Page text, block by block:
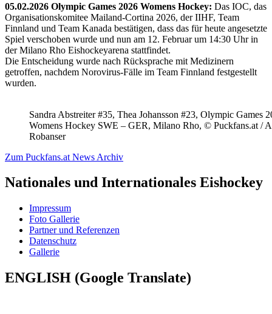
05.02.2026 Olympic Games 2026 Womens Hockey: Das IOC, das
Organisationskomitee Mailand-Cortina 2026, der IIHF, Team
Finnland und Team Kanada bestätigen, dass das für heute angesetzte
Spiel verschoben wurde und nun am 12. Februar um 14:30 Uhr in
der Milano Rho Eishockeyarena stattfindet.
Die Entscheidung wurde nach Rücksprache mit Medizinern
getroffen, nachdem Norovirus-Fälle im Team Finnland festgestellt
wurden.
Sandra Abstreiter #35, Thea Johansson #23, Olympic Games
Womens Hockey SWE – GER, Milano Rho, © Puckfans.at /
Robanser
Zum Puckfans.at News Archiv
Nationales und Internationales Eishockey
Impressum
Foto Gallerie
Partner und Referenzen
Datenschutz
Gallerie
ENGLISH (Google Translate)